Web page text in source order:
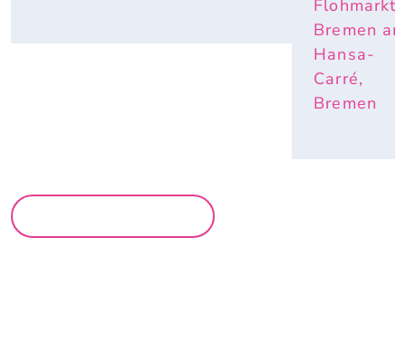
Flohmarkt
Bremen
Hansa-
Carré,
Bremen